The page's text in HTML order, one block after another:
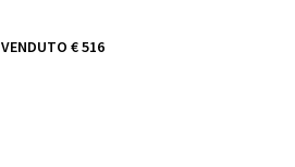
VENDUTO € 516